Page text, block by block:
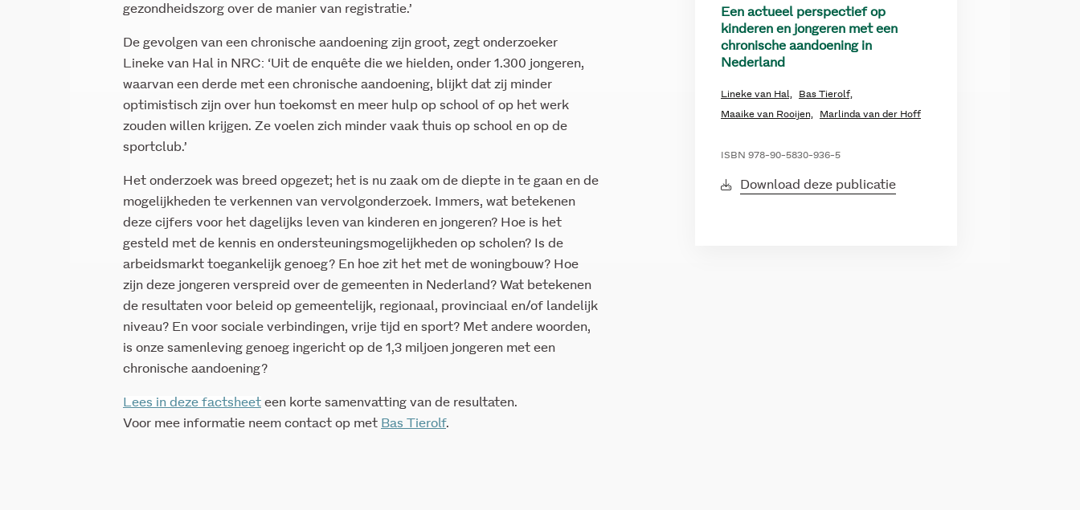
gezondheidszorg over de manier van registratie.’
De gevolgen van een chronische aandoening zijn groot, zegt onderzoeker
Lineke van Hal in NRC: ‘Uit de enquête die we hielden, onder 1.300 jongeren,
waarvan een derde met een chronische aandoening, blijkt dat zij minder
optimistisch zijn over hun toekomst en meer hulp op school of op het werk
zouden willen krijgen. Ze voelen zich minder vaak thuis op school en op de
sportclub.’
Het onderzoek was breed opgezet; het is nu zaak om de diepte in te gaan en de
mogelijkheden te verkennen van vervolgonderzoek. Immers, wat betekenen
deze cijfers voor het dagelijks leven van kinderen en jongeren? Hoe is het
gesteld met de kennis en ondersteuningsmogelijkheden op scholen? Is de
arbeidsmarkt toegankelijk genoeg? En hoe zit het met de woningbouw? Hoe
zijn deze jongeren verspreid over de gemeenten in Nederland? Wat betekenen
de resultaten voor beleid op gemeentelijk, regionaal, provinciaal en/of landelijk
niveau? En voor sociale verbindingen, vrije tijd en sport? Met andere woorden,
is onze samenleving genoeg ingericht op de 1,3 miljoen jongeren met een
chronische aandoening?
Lees in deze factsheet een korte samenvatting van de resultaten.
Voor mee informatie neem contact op met Bas Tierolf.
Een actueel perspectief op
kinderen en jongeren met een
chronische aandoening in
Nederland
Lineke van Hal, Bas Tierolf,
Maaike van Rooijen, Marlinda van der Hoff
ISBN 978-90-5830-936-5
Download deze publicatie